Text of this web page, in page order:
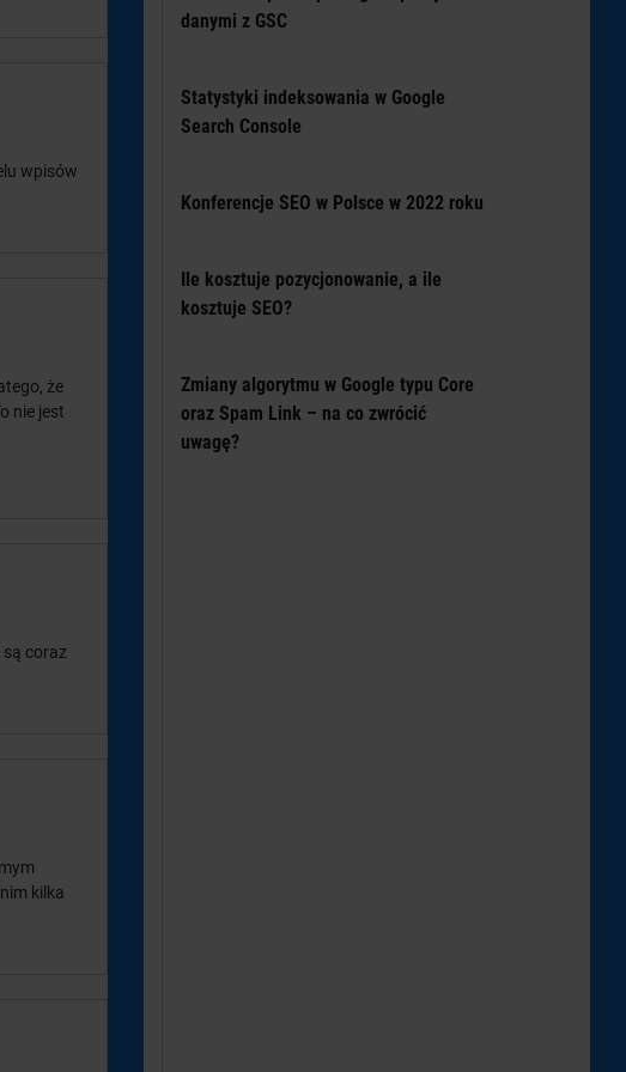
wpisów
że
nie jest
są coraz
kilka
danymi z GSC
Statystyki indeksowania w Google
Search Console
Konferencje SEO w Polsce w 2022 roku
Ile kosztuje pozycjonowanie, a ile
kosztuje SEO?
Zmiany algorytmu w Google typu Core
oraz Spam Link – na co zwrócić
uwagę?